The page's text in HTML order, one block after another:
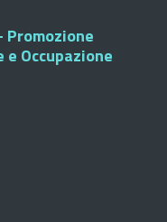
Promozione
Occupazione